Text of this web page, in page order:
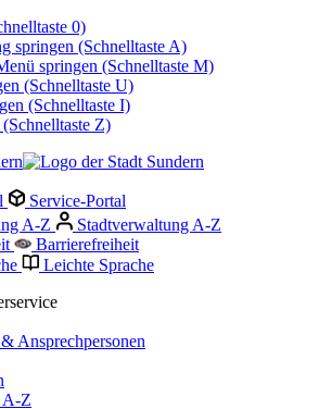
0)
springen (Schnelltaste A)
springen (Schnelltaste M)
(Schnelltaste U)
(Schnelltaste I)
Z)
Service-Portal
A-Z
Stadtverwaltung A-Z
Barrierefreiheit
Leichte Sprache
Ansprechpersonen
A-Z